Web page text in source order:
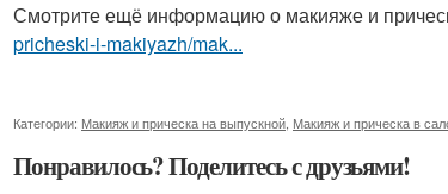
Смотрите ещё информацию о макияже и
pricheski-i-makiyazh/mak...
Категории: Макияж и прическа на выпускной Макияж и прическа в
Понравилось? Поделитесь с друзьями!